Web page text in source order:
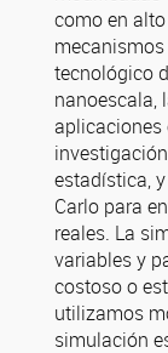
como en
tecnológico
nanoescala,
aplicaciones
estadística,
Carlo para
reales. La
variables y
costoso o
utilizamos
simulación